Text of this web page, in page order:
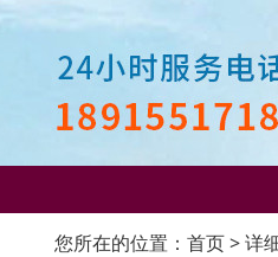
您所在的位置： 首页> 详